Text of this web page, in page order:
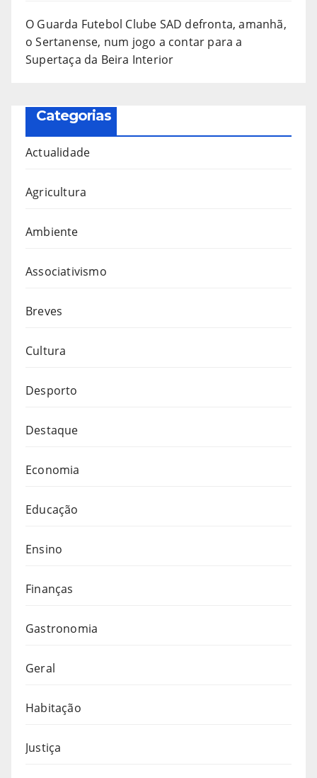
O Guarda Futebol Clube SAD defronta, amanhã,
o Sertanense, num jogo a contar para a
Supertaça da Beira Interior
Categorias
Actualidade
Agricultura
Ambiente
Associativismo
Breves
Cultura
Desporto
Destaque
Economia
Educação
Ensino
Finanças
Gastronomia
Geral
Habitação
Justiça